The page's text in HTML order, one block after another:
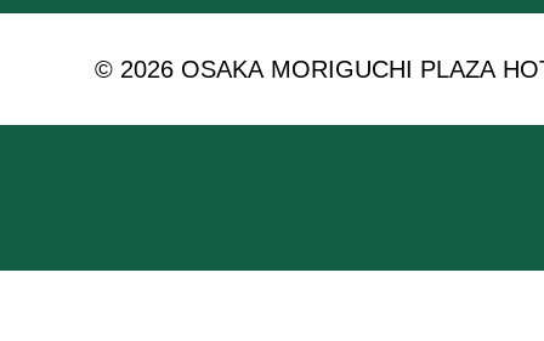
© 2026 OSAKA MORIGUCHI PLAZA